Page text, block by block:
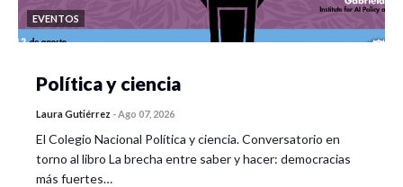
EVENTOS
Política y ciencia
Laura Gutiérrez -Ago 07, 2026
El Colegio Nacional Política y ciencia. Conversatorio en
torno al libro La brecha entre saber y hacer: democracias
más fuertes…